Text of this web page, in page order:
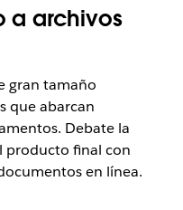
a archivos
gran tamaño
que abarcan
Debate la
producto final con
en línea.